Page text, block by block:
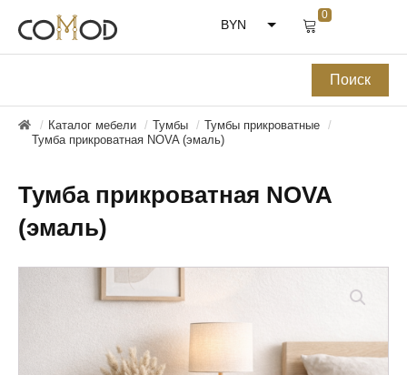
BYN
RUB
Каталог мебели Тумбы
Тумбы прикроватные
Тумба прикроватная NOVA (эмаль)
Тумба прикроватная NOVA
(эмаль)